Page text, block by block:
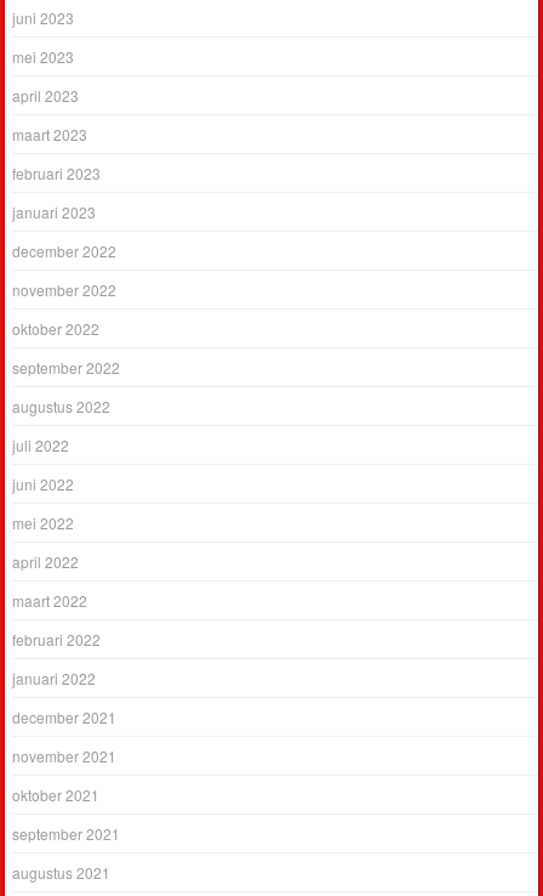
juni 2023
mei 2023
april 2023
maart 2023
februari 2023
januari 2023
december 2022
november 2022
oktober 2022
september 2022
augustus 2022
juli 2022
juni 2022
mei 2022
april 2022
maart 2022
februari 2022
januari 2022
december 2021
november 2021
oktober 2021
september 2021
augustus 2021